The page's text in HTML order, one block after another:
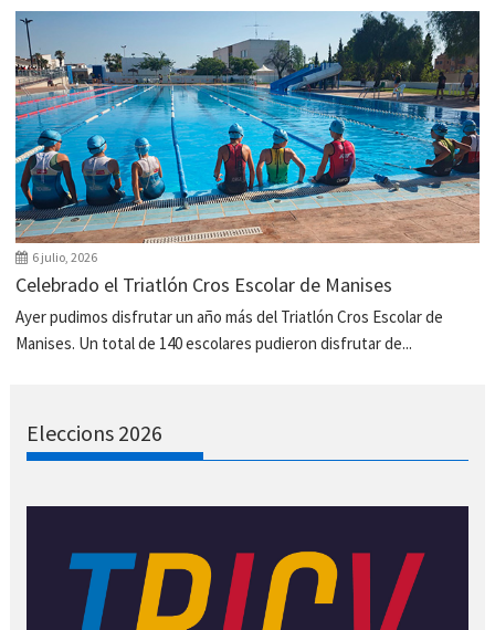
6 julio, 2026
Celebrado el Triatlón Cros Escolar de Manises
Ayer pudimos disfrutar un año más del Triatlón Cros Escolar de
Manises. Un total de 140 escolares pudieron disfrutar de...
Eleccions 2026